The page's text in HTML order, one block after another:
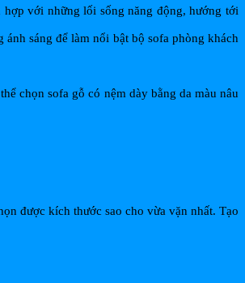
với những lối sống năng động, hướng tới
sáng để làm nổi bật bộ sofa phòng khách
chọn sofa gỗ có nệm dày bằng da màu nâu
được kích thước sao cho vừa vặn nhất. Tạo